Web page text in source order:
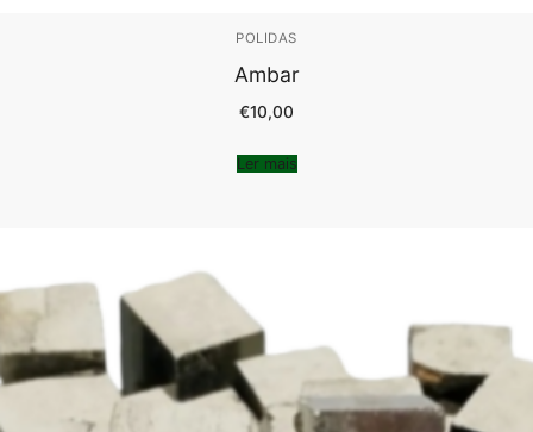
POLIDAS
Ambar
€10,00
Ler mais